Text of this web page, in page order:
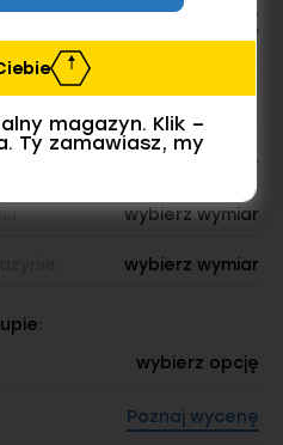
Stalowe
Ocynk galwaniczny
wybierz wymiar
wybierz wymiar
wybierz wymiar
wybierz opcję
Poznaj wycenę
magazyn. Klik –
Ty zamawiasz, my